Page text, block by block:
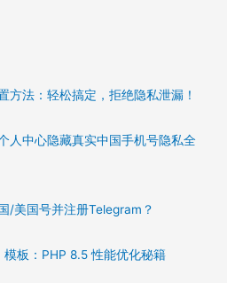
方法：轻松搞定，拒绝隐私泄漏！
人中心隐藏真实中国手机号隐私全
/美国号并注册Telegram？
板：PHP 8.5 性能优化秘籍